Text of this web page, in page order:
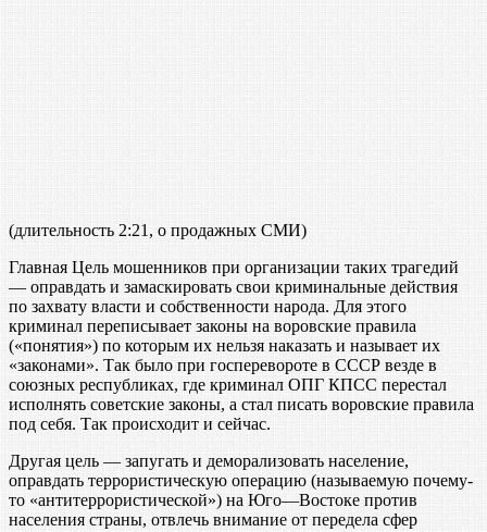
(длительность 2:21, о продажных СМИ)
Главная Цель мошенников при организации таких трагедий
— оправдать и замаскировать свои криминальные действия
по захвату власти и собственности народа. Для этого
криминал переписывает законы на воровские правила
(«понятия») по которым их нельзя наказать и называет их
«законами». Так было при госперевороте в СССР везде в
союзных республиках, где криминал ОПГ КПСС перестал
исполнять советские законы, а стал писать воровские правила
под себя. Так происходит и сейчас.
Другая цель — запугать и деморализовать население,
оправдать террористическую операцию (называемую почему-
то «антитеррористической») на Юго—Востоке против
населения страны, отвлечь внимание от передела сфер